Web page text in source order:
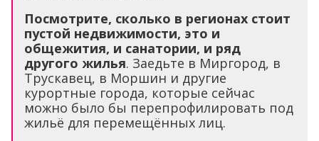
Посмотрите, сколько в регионах стоит
пустой недвижимости, это и
общежития, и санатории, и ряд
другого жилья. Заедьте в Миргород, в
Трускавец, в Моршин и другие
курортные города, которые сейчас
можно было бы перепрофилировать под
жильё для перемещённых лиц.